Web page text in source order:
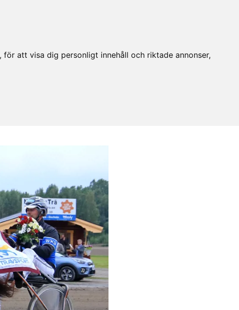
att visa dig personligt innehåll och riktade annonser,